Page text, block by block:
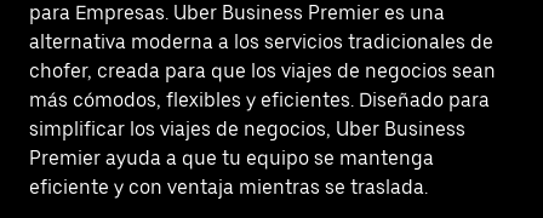
para Empresas. Uber Business Premier es una
alternativa moderna a los servicios tradicionales de
chofer, creada para que los viajes de negocios sean
más cómodos, flexibles y eficientes. Diseñado para
simplificar los viajes de negocios, Uber Business
Premier ayuda a que tu equipo se mantenga
eficiente y con ventaja mientras se traslada.